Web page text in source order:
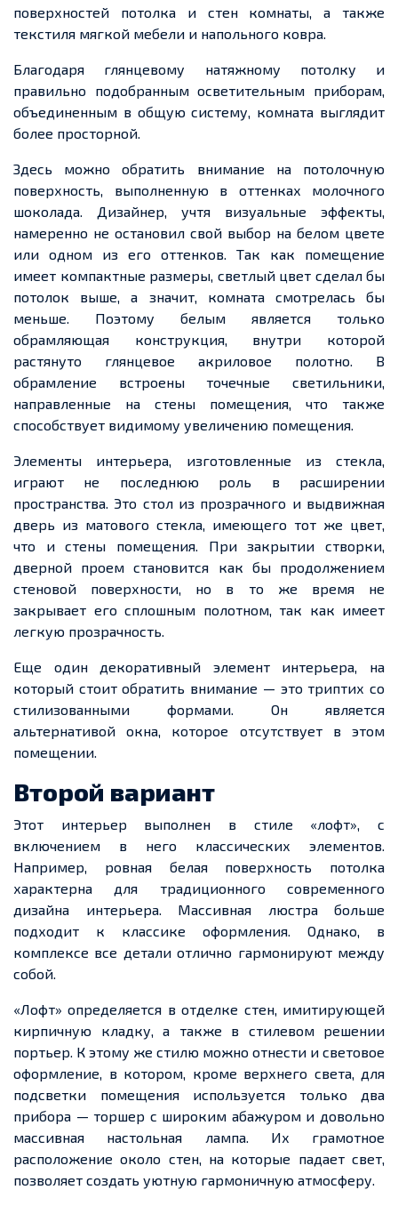
поверхностей потолка и стен комнаты, а также
текстиля мягкой мебели и напольного ковра.
Благодаря глянцевому натяжному потолку и
правильно подобранным осветительным приборам,
объединенным в общую систему, комната выглядит
более просторной.
Здесь можно обратить внимание на потолочную
поверхность, выполненную в оттенках молочного
шоколада. Дизайнер, учтя визуальные эффекты,
намеренно не остановил свой выбор на белом цвете
или одном из его оттенков. Так как помещение
имеет компактные размеры, светлый цвет сделал бы
потолок выше, а значит, комната смотрелась бы
меньше. Поэтому белым является только
обрамляющая конструкция, внутри которой
растянуто глянцевое акриловое полотно. В
обрамление встроены точечные светильники,
направленные на стены помещения, что также
способствует видимому увеличению помещения.
Элементы интерьера, изготовленные из стекла,
играют не последнюю роль в расширении
пространства. Это стол из прозрачного и выдвижная
дверь из матового стекла, имеющего тот же цвет,
что и стены помещения. При закрытии створки,
дверной проем становится как бы продолжением
стеновой поверхности, но в то же время не
закрывает его сплошным полотном, так как имеет
легкую прозрачность.
Еще один декоративный элемент интерьера, на
который стоит обратить внимание — это триптих со
стилизованными формами. Он является
альтернативой окна, которое отсутствует в этом
помещении.
Второй вариант
Этот интерьер выполнен в стиле «лофт», с
включением в него классических элементов.
Например, ровная белая поверхность потолка
характерна для традиционного современного
дизайна интерьера. Массивная люстра больше
подходит к классике оформления. Однако, в
комплексе все детали отлично гармонируют между
собой.
«Лофт» определяется в отделке стен, имитирующей
кирпичную кладку, а также в стилевом решении
портьер. К этому же стилю можно отнести и световое
оформление, в котором, кроме верхнего света, для
подсветки помещения используется только два
прибора — торшер с широким абажуром и довольно
массивная настольная лампа. Их грамотное
расположение около стен, на которые падает свет,
позволяет создать уютную гармоничную атмосферу.